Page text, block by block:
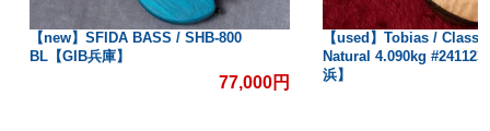
【new】SFIDA BASS / SHB-800
BL【GIB兵庫】
77,000円
【used】Tobias /
Natural 4.090kg
浜】